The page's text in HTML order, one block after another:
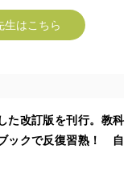
生はこちら
た改訂版を刊行。教科
ックで反復習熟！ 自